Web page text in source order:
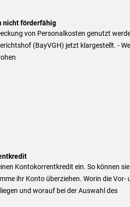
nicht förderfähig
von Personalkosten genutzt
(BayVGH) jetzt klargestellt. -
Kontokorrentkredit ein. So können sie
ihr Konto überziehen. Worin die Vor-
und worauf bei der Auswahl des